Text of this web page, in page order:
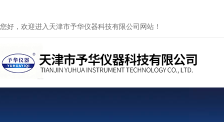
您好，欢迎进入天津市予华仪器科技有限公司网站！